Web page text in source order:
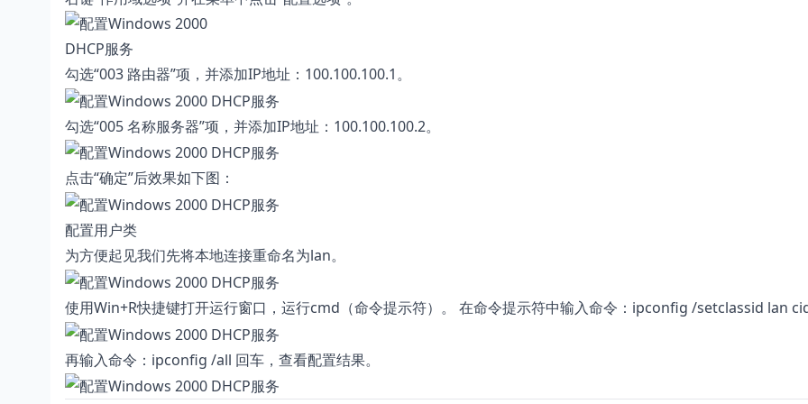
勾选“003 路由器”项，并添加IP地址：100.100.100.1。
勾选“005 名称服务器”项，并添加IP地址：100.100.100.2。
点击“确定”后效果如下图：
配置用户类
为方便起见我们先将本地连接重命名为lan。
使用Win+R快捷键打开运行窗口，运行cmd（命令提示符）。 在命令提示符中输入命令：ipconfig /setclassid lan
再输入命令：ipconfig /all 回车，查看配置结果。